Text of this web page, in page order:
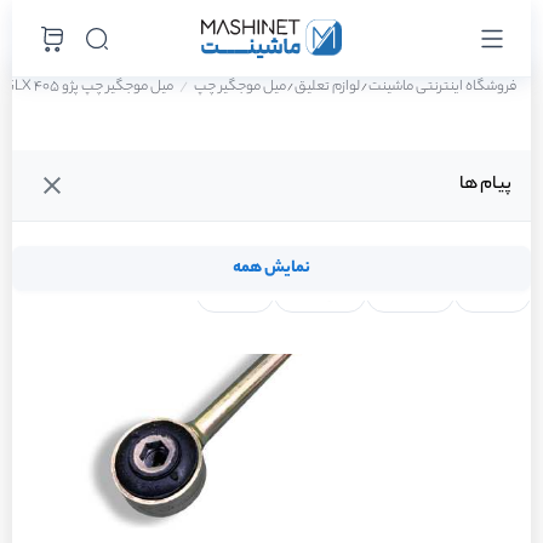
پیام ها
نمایش همه
فروشگاه اینترنتی ماشینت/لوازم تعلیق/میل موجگیر چپ میل موجگیر چپ پژو 405 GLX دوگانه سوز سال 1388